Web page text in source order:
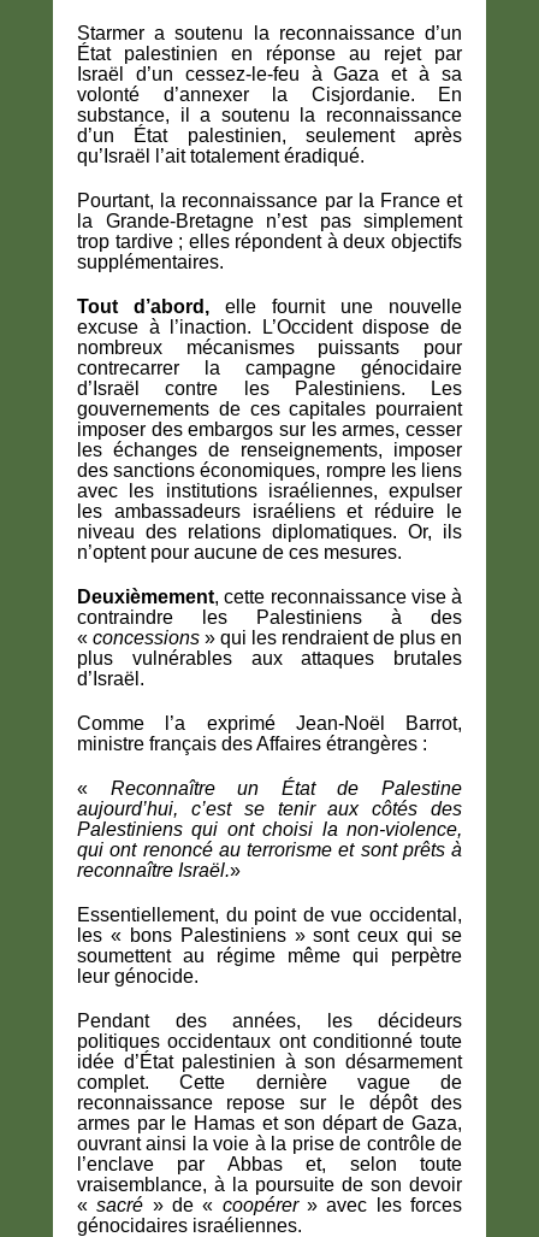
Starmer a soutenu la reconnaissance d’un
État palestinien en réponse au rejet par
Israël d’un cessez-le-feu à Gaza et à sa
volonté d’annexer la Cisjordanie. En
substance, il a soutenu la reconnaissance
d’un État palestinien, seulement après
qu’Israël l’ait totalement éradiqué.
Pourtant, la reconnaissance par la France et
la Grande-Bretagne n’est pas simplement
trop tardive ; elles répondent à deux objectifs
supplémentaires.
Tout d’abord, elle fournit une nouvelle
excuse à l’inaction. L’Occident dispose de
nombreux mécanismes puissants pour
contrecarrer la campagne génocidaire
d’Israël contre les Palestiniens. Les
gouvernements de ces capitales pourraient
imposer des embargos sur les armes, cesser
les échanges de renseignements, imposer
des sanctions économiques, rompre les liens
avec les institutions israéliennes, expulser
les ambassadeurs israéliens et réduire le
niveau des relations diplomatiques. Or, ils
n’optent pour aucune de ces mesures.
Deuxièmement, cette reconnaissance vise à
contraindre les Palestiniens à des
« concessions » qui les rendraient de plus en
plus vulnérables aux attaques brutales
d’Israël.
Comme l’a exprimé Jean-Noël Barrot,
ministre français des Affaires étrangères :
« Reconnaître un État de Palestine
aujourd’hui, c’est se tenir aux côtés des
Palestiniens qui ont choisi la non-violence,
qui ont renoncé au terrorisme et sont prêts à
reconnaître Israël.»
Essentiellement, du point de vue occidental,
les « bons Palestiniens » sont ceux qui se
soumettent au régime même qui perpètre
leur génocide.
Pendant des années, les décideurs
politiques occidentaux ont conditionné toute
idée d’État palestinien à son désarmement
complet. Cette dernière vague de
reconnaissance repose sur le dépôt des
armes par le Hamas et son départ de Gaza,
ouvrant ainsi la voie à la prise de contrôle de
l’enclave par Abbas et, selon toute
vraisemblance, à la poursuite de son devoir
«sacré » de « coopérer» avec les forces
génocidaires israéliennes.